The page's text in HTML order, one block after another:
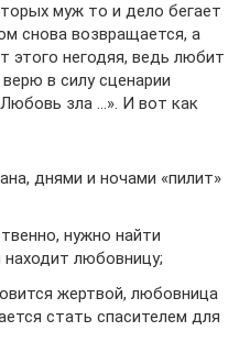
муж то и дело бегает
снова возвращается, а
этого негодяя, ведь любит
в силу сценарии
зла …». И вот как
днями и ночами «пилит»
нужно найти
находит любовницу;
жертвой, любовница
стать спасителем для